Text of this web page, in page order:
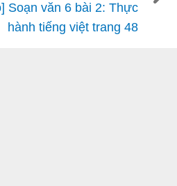
Soạn văn 6 bài 2: Thực
hành tiếng việt trang 48